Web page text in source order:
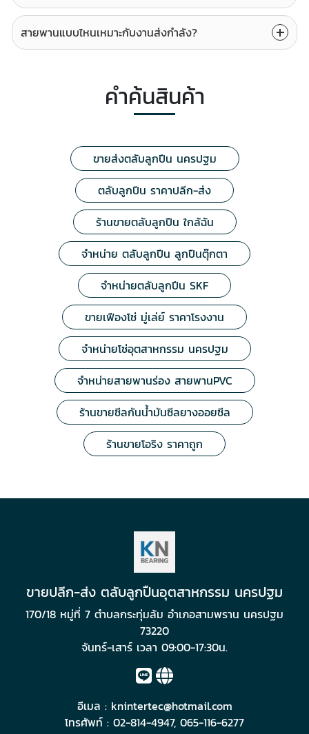
สายพานแบบไหนเหมาะกับงานส่งกำลัง?
คำค้นสินค้า
ขายส่งตลับลูกปืน นครปฐม
ตลับลูกปืน ราคาปลีก-ส่ง
ร้านขายตลับลูกปืน ใกล้ฉัน
จำหน่าย ตลับลูกปืน ลูกปืนตุ๊กตา
จำหน่ายตลับลูกปืน SKF
ขายเฟืองโซ่ มู่เล่ย์ ราคาโรงงาน
จำหน่ายโซ่อุตสาหกรรม นครปฐม
จำหน่ายสายพานร่อง สายพานPVC
ร้านขายซีลกันน้ำมันซีลยางออยซีล
ร้านขายโอริง ราคาถูก
ขายปลีก-ส่ง ตลับลูกปืนอุตสาหกรรม นครปฐม
170/18 หมู่ที่ 7 ตำบลกระทุ่มล้ม อำเภอสามพราน นครปฐม
73220
จันทร์-เสาร์ เวลา 09:00-17:30น.
อีเมล : knintertec@hotmail.com
โทรศัพท์ : 02-814-4947, 065-116-6277